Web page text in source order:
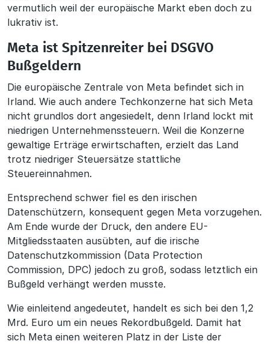
vermutlich weil der europäische Markt eben doch zu
lukrativ ist.
Meta ist Spitzenreiter bei DSGVO
Bußgeldern
Die europäische Zentrale von Meta befindet sich in
Irland. Wie auch andere Techkonzerne hat sich Meta
nicht grundlos dort angesiedelt, denn Irland lockt mit
niedrigen Unternehmenssteuern. Weil die Konzerne
gewaltige Erträge erwirtschaften, erzielt das Land
trotz niedriger Steuersätze stattliche
Steuereinnahmen.
Entsprechend schwer fiel es den irischen
Datenschützern, konsequent gegen Meta vorzugehen.
Am Ende wurde der Druck, den andere EU-
Mitgliedsstaaten ausübten, auf die irische
Datenschutzkommission (Data Protection
Commission, DPC) jedoch zu groß, sodass letztlich ein
Bußgeld verhängt werden musste.
Wie einleitend angedeutet, handelt es sich bei den 1,2
Mrd. Euro um ein neues Rekordbußgeld. Damit hat
sich Meta einen weiteren Platz in der Liste der